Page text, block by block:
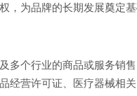
，为品牌的长期发展奠定基
多个行业的商品或服务销
经营许可证、医疗器械相关